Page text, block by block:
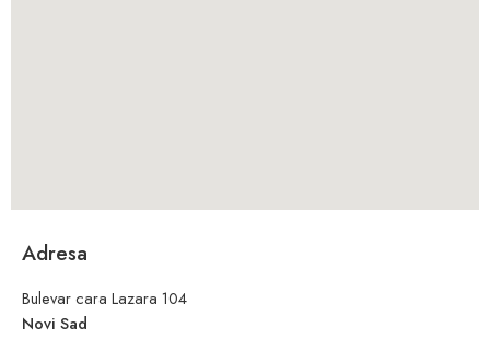
Adresa
Bulevar cara Lazara 104
Novi Sad